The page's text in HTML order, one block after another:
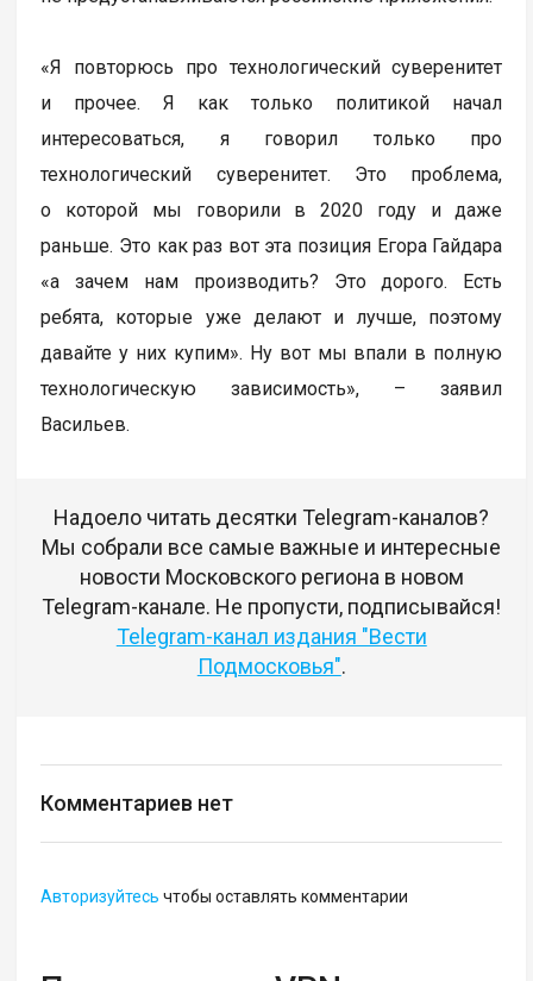
«Я повторюсь про технологический суверенитет
и прочее. Я как только политикой начал
интересоваться, я говорил только про
технологический суверенитет. Это проблема,
о которой мы говорили в 2020 году и даже
раньше. Это как раз вот эта позиция Егора Гайдара
«а зачем нам производить? Это дорого. Есть
ребята, которые уже делают и лучше, поэтому
давайте у них купим». Ну вот мы впали в полную
технологическую зависимость», – заявил
Васильев.
Надоело читать десятки Telegram-каналов?
Мы собрали все самые важные и интересные
новости Московского региона в новом
Telegram-канале. Не пропусти, подписывайся!
Telegram-канал издания "Вести
Подмосковья".
Комментариев нет
Авторизуйтесь чтобы оставлять комментарии